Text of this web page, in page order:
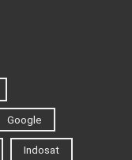
Google
Indosat